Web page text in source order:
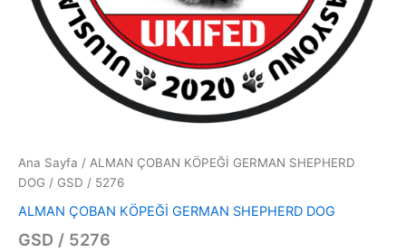
Ana Sayfa / ALMAN ÇOBAN KÖPEĞİ GERMAN SHEPHERD
DOG / GSD / 5276
ALMAN ÇOBAN KÖPEĞİ GERMAN SHEPHERD DOG
GSD / 5276